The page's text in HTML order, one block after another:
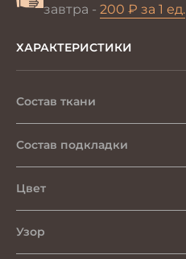
завтра - 200 ₽ за 1 ед.
ХАРАКТЕРИСТИКИ
Состав ткани
Состав подкладки
Цвет
Узор